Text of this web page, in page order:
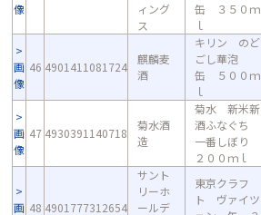
像
ィング
ス
缶 ３５０ｍ
ｌ
画
像
46 4901411081724
麒麟麦
酒
キリン のど
ごし華泡
缶 ５００ｍ
ｌ
画
像
47 4930391140718
菊水酒
造
菊水 新米新
酒ふなぐち
一番しぼり
２００ｍｌ
画 48 4901777312654
サント
リーホ
ールデ
東京クラフ
ト ヴァイツ